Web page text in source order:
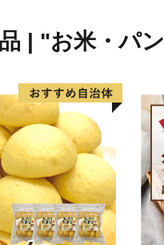
| "お米・パ